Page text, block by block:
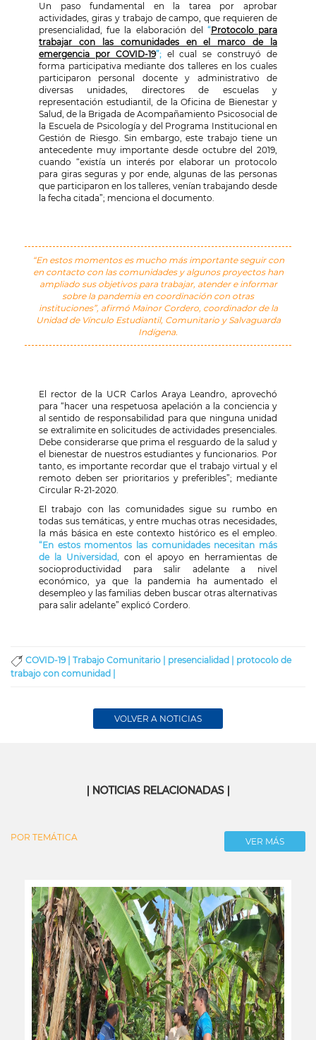
Un paso fundamental en la tarea por aprobar
actividades, giras y trabajo de campo, que requieren de
presencialidad, fue la elaboración del “Protocolo para
trabajar con las comunidades en el marco de la
emergencia por COVID-19”; el cual se construyó de
forma participativa mediante dos talleres en los cuales
participaron personal docente y administrativo de
diversas unidades, directores de escuelas y
representación estudiantil, de la Oficina de Bienestar y
Salud, de la Brigada de Acompañamiento Psicosocial de
la Escuela de Psicología y del Programa Institucional en
Gestión de Riesgo. Sin embargo, este trabajo tiene un
antecedente muy importante desde octubre del 2019,
cuando “existía un interés por elaborar un protocolo
para giras seguras y por ende, algunas de las personas
que participaron en los talleres, venían trabajando desde
la fecha citada”; menciona el documento.
“En estos momentos es mucho más importante seguir con
en contacto con las comunidades y algunos proyectos han
ampliado sus objetivos para trabajar, atender e informar
sobre la pandemia en coordinación con otras
instituciones”, afirmó Mainor Cordero, coordinador de la
Unidad de Vínculo Estudiantil, Comunitario y Salvaguarda
Indígena.
El rector de la UCR Carlos Araya Leandro, aprovechó
para “hacer una respetuosa apelación a la conciencia y
al sentido de responsabilidad para que ninguna unidad
se extralimite en solicitudes de actividades presenciales.
Debe considerarse que prima el resguardo de la salud y
el bienestar de nuestros estudiantes y funcionarios. Por
tanto, es importante recordar que el trabajo virtual y el
remoto deben ser prioritarios y preferibles”; mediante
Circular R-21-2020.
El trabajo con las comunidades sigue su rumbo en
todas sus temáticas, y entre muchas otras necesidades,
la más básica en este contexto histórico es el empleo.
“En estos momentos las comunidades necesitan más
de la Universidad, con el apoyo en herramientas de
socioproductividad para salir adelante a nivel
económico, ya que la pandemia ha aumentado el
desempleo y las familias deben buscar otras alternativas
para salir adelante” explicó Cordero.
COVID-19 | Trabajo Comunitario | presencialidad | protocolo de
trabajo con comunidad |
VOLVER A NOTICIAS
| NOTICIAS RELACIONADAS |
POR TEMÁTICA VER MÁS